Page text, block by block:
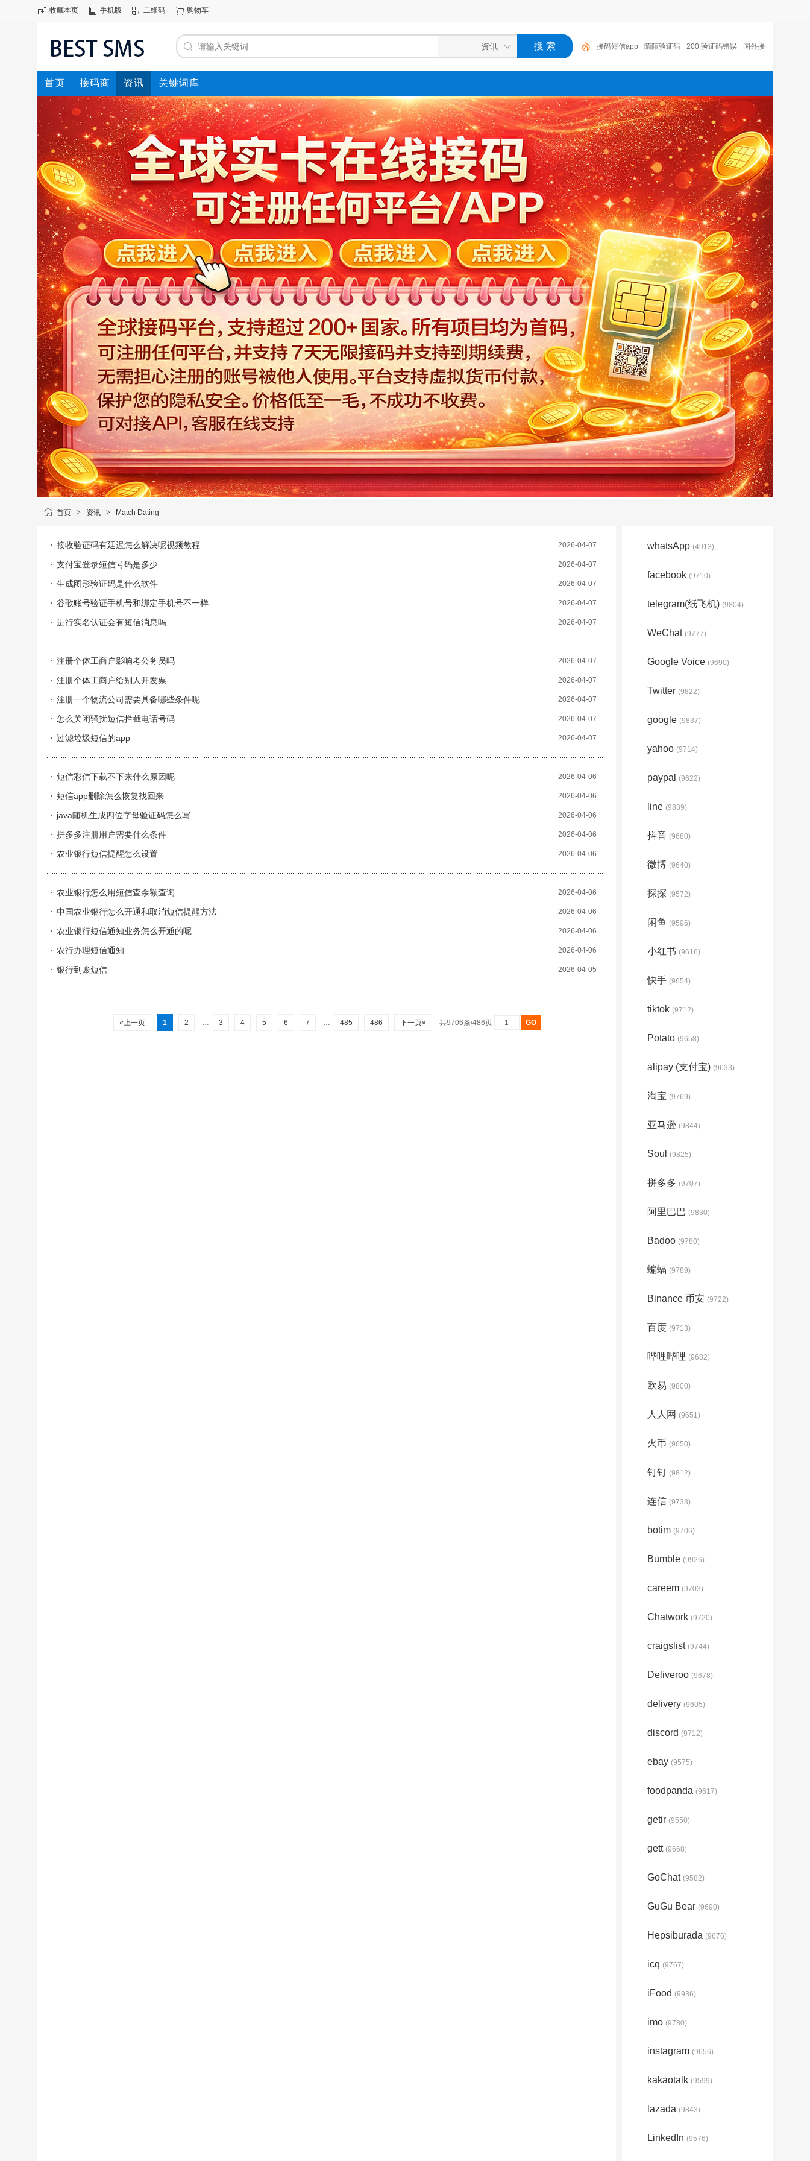
收藏本页 手机版 二维码 购物车
陌陌验证码 200:验证码错误 国外接码软件下载
接码短信平台注册抖音 老年机有没有验证码 语音
验证码收费吗 国外手机号接码网站 探探无法收到验
证码 云短信接码app 接码短信app
首页 接码商 资讯 关键词库
首页 > 资讯 > Match Dating
2026-04-07
接收验证码有延迟怎么解决呢视频教程
2026-04-07
支付宝登录短信号码是多少
2026-04-07
生成图形验证码是什么软件
2026-04-07
谷歌账号验证手机号和绑定手机号不一样
2026-04-07
进行实名认证会有短信消息吗
2026-04-07
注册个体工商户影响考公务员吗
2026-04-07
注册个体工商户给别人开发票
2026-04-07
注册一个物流公司需要具备哪些条件呢
2026-04-07
怎么关闭骚扰短信拦截电话号码
2026-04-07
过滤垃圾短信的app
2026-04-06
短信彩信下载不下来什么原因呢
2026-04-06
短信app删除怎么恢复找回来
2026-04-06
java随机生成四位字母验证码怎么写
2026-04-06
拼多多注册用户需要什么条件
2026-04-06
农业银行短信提醒怎么设置
2026-04-06
农业银行怎么用短信查余额查询
2026-04-06
中国农业银行怎么开通和取消短信提醒方法
2026-04-06
农业银行短信通知业务怎么开通的呢
2026-04-06
农行办理短信通知
2026-04-05
银行到账短信
«上一页 1 2 … 3 4 5 6 7 … 485 486 下一页» 共9706条/486页
whatsApp (4913)
facebook (9710)
telegram(纸飞机) (9804)
WeChat (9777)
Google Voice (9690)
Twitter (9822)
google (9837)
yahoo (9714)
paypal (9622)
line (9839)
抖音 (9680)
微博 (9640)
探探 (9572)
闲鱼 (9596)
小红书 (9616)
快手 (9654)
tiktok (9712)
Potato (9658)
alipay (支付宝) (9633)
淘宝 (9769)
亚马逊 (9844)
Soul (9825)
拼多多 (9707)
阿里巴巴 (9830)
Badoo (9780)
蝙蝠 (9789)
Binance 币安 (9722)
百度 (9713)
哔哩哔哩 (9682)
欧易 (9800)
人人网 (9651)
火币 (9650)
钉钉 (9812)
连信 (9733)
botim (9706)
Bumble (9926)
careem (9703)
Chatwork (9720)
craigslist (9744)
Deliveroo (9678)
delivery (9605)
discord (9712)
ebay (9575)
foodpanda (9617)
getir (9550)
gett (9668)
GoChat (9582)
GuGu Bear (9690)
Hepsiburada (9676)
icq (9767)
iFood (9936)
imo (9780)
instagram (9656)
kakaotalk (9599)
lazada (9843)
LinkedIn (9576)